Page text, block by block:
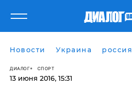
Новости Украина россия
ДИАЛОГ СПОРТ
13 июня 2016, 15:31